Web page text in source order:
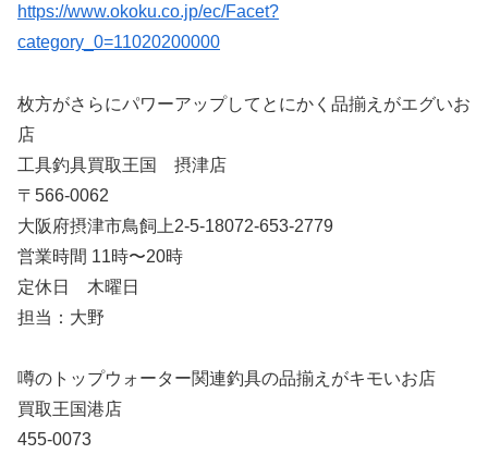
https://www.okoku.co.jp/ec/Facet?
category_0=11020200000
枚方がさらにパワーアップしてとにかく品揃えがエグいお
店
工具釣具買取王国 摂津店
〒566-0062
大阪府摂津市鳥飼上2-5-18072-653-2779
営業時間 11時〜20時
定休日 木曜日
担当：大野
噂のトップウォーター関連釣具の品揃えがキモいお店
買取王国港店
455-0073